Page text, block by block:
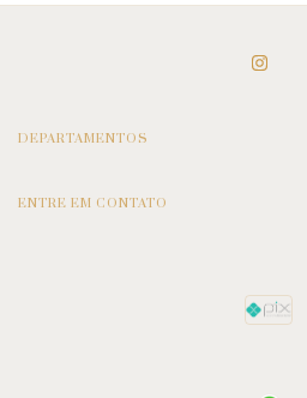
DEPARTAMENTOS
ENTRE EM CONTATO